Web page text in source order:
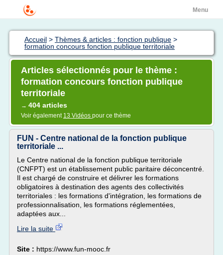
Menu
Accueil > Thèmes & articles : fonction publique >
formation concours fonction publique territoriale
Articles sélectionnés pour le thème :
formation concours fonction publique
territoriale
→ 404 articles
Voir également 13 Vidéos pour ce thème
FUN - Centre national de la fonction publique
territoriale ...
Le Centre national de la fonction publique territoriale
(CNFPT) est un établissement public paritaire déconcentré.
Il est chargé de construire et délivrer les formations
obligatoires à destination des agents des collectivités
territoriales : les formations d'intégration, les formations de
professionnalisation, les formations réglementées,
adaptées aux...
Lire la suite
Site : https://www.fun-mooc.fr